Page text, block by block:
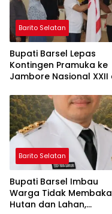
Barito Selatan
Bupati Barsel Lepas
Kontingen Pramuka ke
Jambore Nasional XXII
Barito Selatan
Bupati Barsel Imbau
Warga Tidak
Hutan dan Lahan,